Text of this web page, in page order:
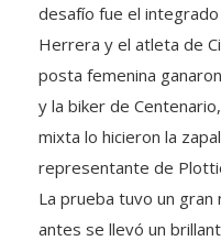
Herrera y el atleta de
posta femenina
y la biker de
mixta lo hicieron la
representante de
La prueba tuvo un gran
antes se llevó un
Puyehue en Chile –